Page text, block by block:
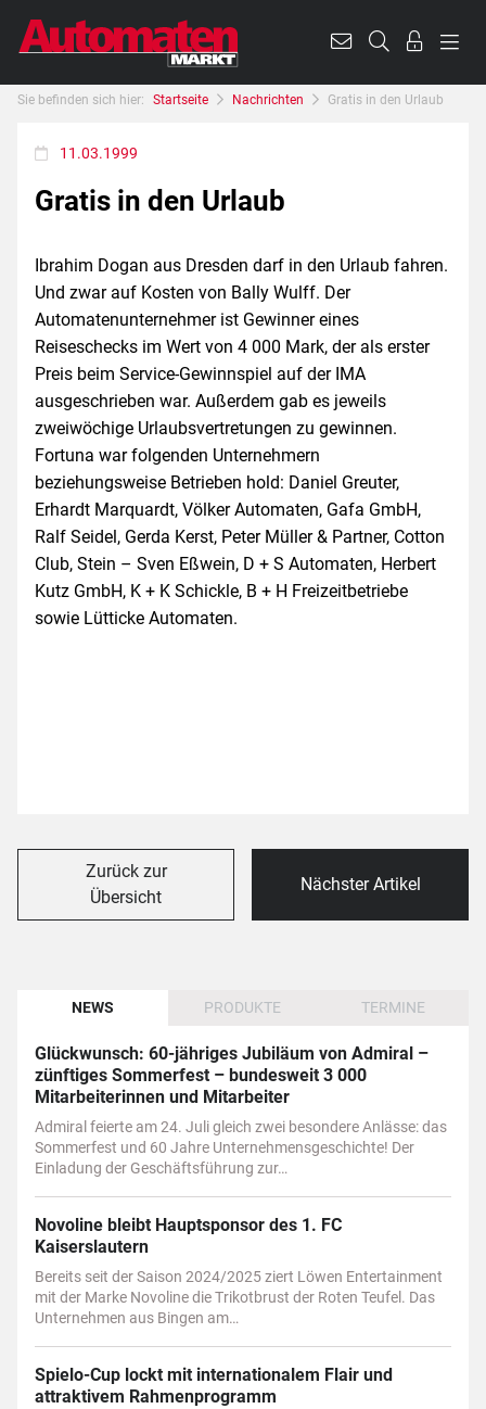
Sie befinden sich hier: Startseite Nachrichten Gratis in den Urlaub
11.03.1999
Gratis in den Urlaub
Ibrahim Dogan aus Dresden darf in den Urlaub fahren.
Und zwar auf Kosten von Bally Wulff. Der
Automatenunternehmer ist Gewinner eines
Reiseschecks im Wert von 4 000 Mark, der als erster
Preis beim Service-Gewinnspiel auf der IMA
ausgeschrieben war. Außerdem gab es jeweils
zweiwöchige Urlaubsvertretungen zu gewinnen.
Fortuna war folgenden Unternehmern
beziehungsweise Betrieben hold: Daniel Greuter,
Erhardt Marquardt, Völker Automaten, Gafa GmbH,
Ralf Seidel, Gerda Kerst, Peter Müller & Partner, Cotton
Club, Stein – Sven Eßwein, D + S Automaten, Herbert
Kutz GmbH, K + K Schickle, B + H Freizeitbetriebe
sowie Lütticke Automaten.
Zurück zur
Übersicht
Nächster Artikel
NEWS PRODUKTE TERMINE
Glückwunsch: 60-jähriges Jubiläum von Admiral –
zünftiges Sommerfest – bundesweit 3 000
Mitarbeiterinnen und Mitarbeiter
Admiral feierte am 24. Juli gleich zwei besondere Anlässe: das
Sommerfest und 60 Jahre Unternehmensgeschichte! Der
Einladung der Geschäftsführung zur…
Novoline bleibt Hauptsponsor des 1. FC
Kaiserslautern
Bereits seit der Saison 2024/2025 ziert Löwen Entertainment
mit der Marke Novoline die Trikotbrust der Roten Teufel. Das
Unternehmen aus Bingen am…
Spielo-Cup lockt mit internationalem Flair und
attraktivem Rahmenprogramm